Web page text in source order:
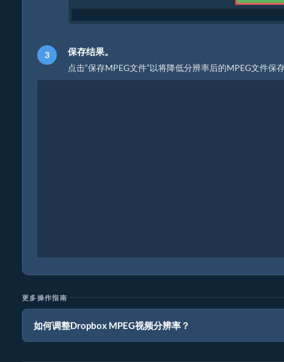
保存结果。
点击“保存MPEG文件”以将降低分辨率后的MPEG文件保
更多操作指南
如何调整Dropbox MPEG视频分辨率？